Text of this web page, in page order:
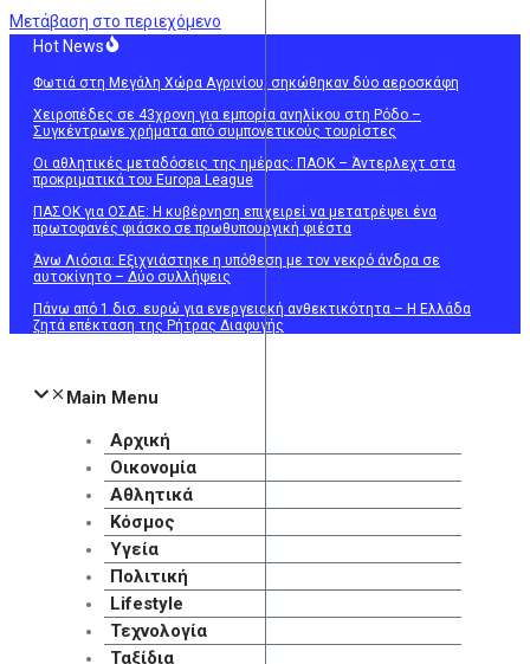
Μετάβαση στο περιεχόμενο
Hot News
Φωτιά στη Μεγάλη Χώρα Αγρινίου, σηκώθηκαν δύο αεροσκάφη
Χειροπέδες σε 43χρονη για εμπορία ανηλίκου στη Ρόδο –
Συγκέντρωνε χρήματα από συμπονετικούς τουρίστες
Οι αθλητικές μεταδόσεις της ημέρας: ΠΑΟΚ – Άντερλεχτ στα
προκριματικά του Europa League
ΠΑΣΟΚ για ΟΣΔΕ: Η κυβέρνηση επιχειρεί να μετατρέψει ένα
πρωτοφανές φιάσκο σε πρωθυπουργική φιέστα
Άνω Λιόσια: Εξιχνιάστηκε η υπόθεση με τον νεκρό άνδρα σε
αυτοκίνητο – Δύο συλλήψεις
Πάνω από 1 δισ. ευρώ για ενεργειακή ανθεκτικότητα – Η Ελλάδα
ζητά επέκταση της Ρήτρας Διαφυγής
Main Menu
Αρχική
Οικονομία
Αθλητικά
Κόσμος
Υγεία
Πολιτική
Lifestyle
Τεχνολογία
Ταξίδια